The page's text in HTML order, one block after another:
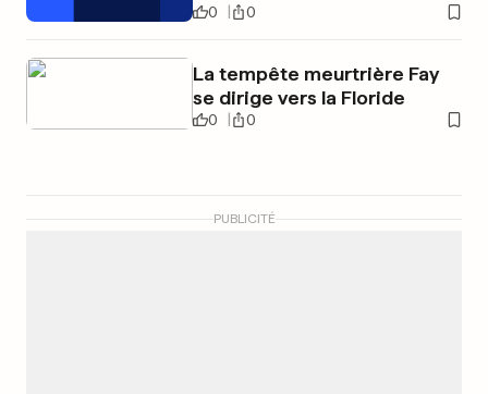
0 0
La tempête meurtrière Fay
se dirige vers la Floride
0 0
PUBLICITÉ